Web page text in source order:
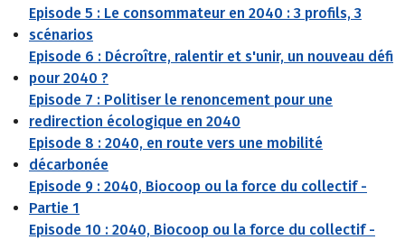
Episode 5 : Le consommateur en 2040 : 3 profils, 3
scénarios
Episode 6 : Décroître, ralentir et s'unir, un nouveau défi
pour 2040 ?
Episode 7 : Politiser le renoncement pour une
redirection écologique en 2040
Episode 8 : 2040, en route vers une mobilité
décarbonée
Episode 9 : 2040, Biocoop ou la force du collectif -
Partie 1
Episode 10 : 2040, Biocoop ou la force du collectif -